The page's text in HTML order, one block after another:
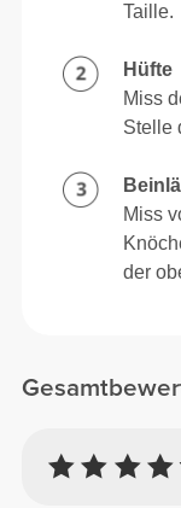
Taille.
Hüfte
Miss
Stelle
Miss
der